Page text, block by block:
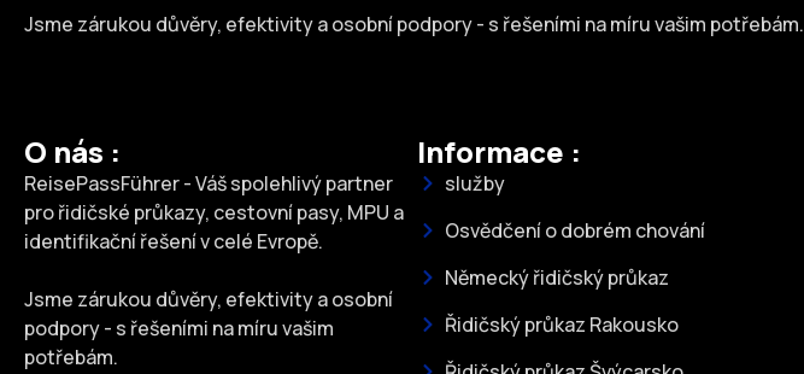
Jsme zárukou důvěry, efektivity a osobní podpory - s řešeními na míru vašim potřebám.
O nás :
ReisePassFührer - Váš spolehlivý partner
pro řidičské průkazy, cestovní pasy, MPU a
identifikační řešení v celé Evropě.
Jsme zárukou důvěry, efektivity a osobní
podpory - s řešeními na míru vašim
potřebám.
Informace :
služby
Osvědčení o dobrém chování
Německý řidičský průkaz
Řidičský průkaz Rakousko